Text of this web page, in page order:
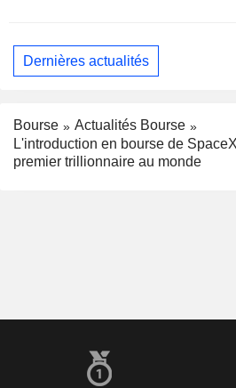
Dernières actualités
Bourse
Actualités Bourse
L'introduction en bourse de
premier trillionnaire au monde